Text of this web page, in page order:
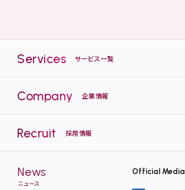
Services サービス一覧
Company 企業情報
Recruit 採用情報
News
ニュース
Official Media